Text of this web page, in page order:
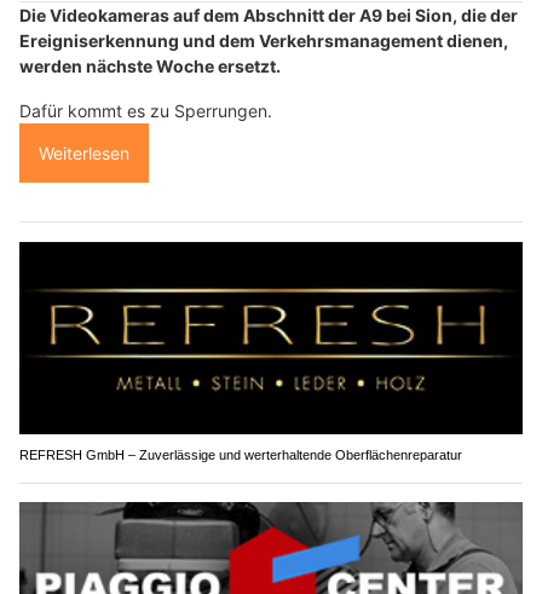
Die Videokameras auf dem Abschnitt der A9 bei Sion, die der
Ereigniserkennung und dem Verkehrsmanagement dienen,
werden nächste Woche ersetzt.
Dafür kommt es zu Sperrungen.
Weiterlesen
REFRESH GmbH – Zuverlässige und werterhaltende Oberflächenreparatur